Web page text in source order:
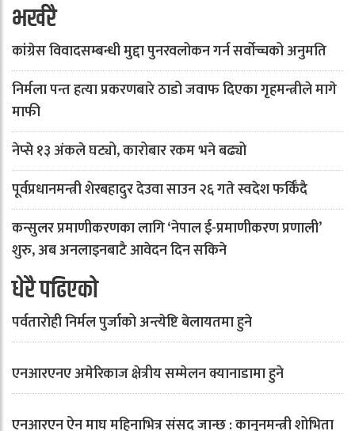
भर्खरै
कांग्रेस विवादसम्बन्धी मुद्दा पुनरवलोकन गर्न सर्वोच्चको अनुमति
निर्मला पन्त हत्या प्रकरणबारे ठाडो जवाफ दिएका गृहमन्त्रीले मागे
माफी
नेप्से १३ अंकले घट्यो, कारोबार रकम भने बढ्यो
पूर्वप्रधानमन्त्री शेरबहादुर देउवा साउन २६ गते स्वदेश फर्किँदै
कन्सुलर प्रमाणीकरणका लागि ‘नेपाल ई-प्रमाणीकरण प्रणाली’
शुरु, अब अनलाइनबाटै आवेदन दिन सकिने
धेरै पढिएको
पर्वतारोही निर्मल पुर्जाको अन्त्येष्टि बेलायतमा हुने
एनआरएनए अमेरिकाज क्षेत्रीय सम्मेलन क्यानाडामा हुने
एनआरएन ऐन माघ महिनाभित्र संसद जान्छ : कानुनमन्त्री शोभिता